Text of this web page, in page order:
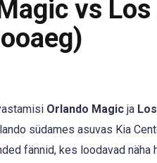
vs
Orlando Magic ja
südames asuvas Kia
fännid, kes loodavad näha